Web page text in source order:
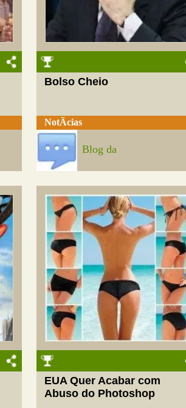
Bolso Cheio
NotÃ­cias
Blog da
EUA Quer Acabar com
Abuso do Photoshop